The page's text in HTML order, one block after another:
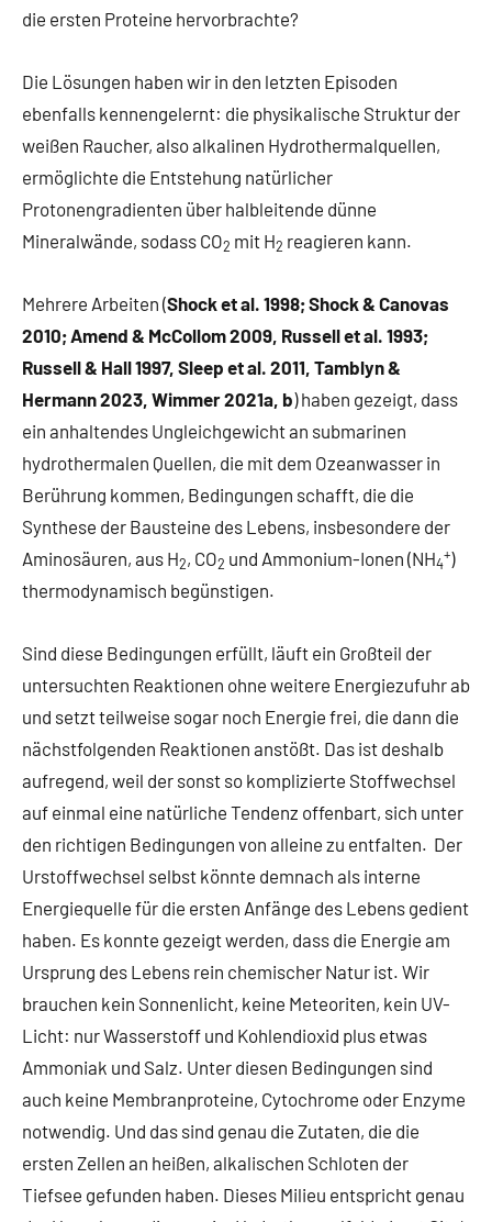
die ersten Proteine hervorbrachte?
Die Lösungen haben wir in den letzten Episoden
ebenfalls kennengelernt: die physikalische Struktur der
weißen Raucher, also alkalinen Hydrothermalquellen,
ermöglichte die Entstehung natürlicher
Protonengradienten über halbleitende dünne
Mineralwände, sodass CO2 mit H2 reagieren kann.
Mehrere Arbeiten (Shock et al. 1998; Shock & Canovas
2010; Amend & McCollom 2009, Russell et al. 1993;
Russell & Hall 1997, Sleep et al. 2011, Tamblyn &
Hermann 2023, Wimmer 2021a, b) haben gezeigt, dass
ein anhaltendes Ungleichgewicht an submarinen
hydrothermalen Quellen, die mit dem Ozeanwasser in
Berührung kommen, Bedingungen schafft, die die
Synthese der Bausteine des Lebens, insbesondere der
Aminosäuren, aus H2, CO2 und Ammonium-Ionen (NH4
+)
thermodynamisch begünstigen.
Sind diese Bedingungen erfüllt, läuft ein Großteil der
untersuchten Reaktionen ohne weitere Energiezufuhr ab
und setzt teilweise sogar noch Energie frei, die dann die
nächstfolgenden Reaktionen anstößt. Das ist deshalb
aufregend, weil der sonst so komplizierte Stoffwechsel
auf einmal eine natürliche Tendenz offenbart, sich unter
den richtigen Bedingungen von alleine zu entfalten. Der
Urstoffwechsel selbst könnte demnach als interne
Energiequelle für die ersten Anfänge des Lebens gedient
haben. Es konnte gezeigt werden, dass die Energie am
Ursprung des Lebens rein chemischer Natur ist. Wir
brauchen kein Sonnenlicht, keine Meteoriten, kein UV-
Licht: nur Wasserstoff und Kohlendioxid plus etwas
Ammoniak und Salz. Unter diesen Bedingungen sind
auch keine Membranproteine, Cytochrome oder Enzyme
notwendig. Und das sind genau die Zutaten, die die
ersten Zellen an heißen, alkalischen Schloten der
Tiefsee gefunden haben. Dieses Milieu entspricht genau